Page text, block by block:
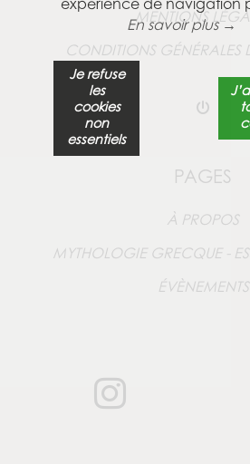
expérience de navigation
En savoir plus →
Je refuse
les
cookies
non
essentiels
MENTIONS
CONDITIONS GÉNÉRALES
PAGES
À PROPOS
MYTHOLOGIE GRECQUE -
ÉVÈNEMENTS